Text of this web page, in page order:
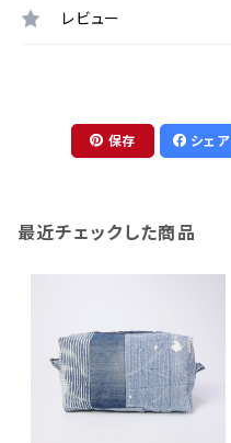
レビュー
保存 シェア
最近チェックした商品